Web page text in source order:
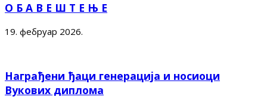
О Б А В Е Ш Т Е Њ Е
19. фебруар 2026.
Награђени ђаци генерација и носиоци
Вукових диплома